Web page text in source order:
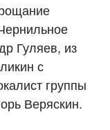
Гуляев, из
с
группы
Веряскин.